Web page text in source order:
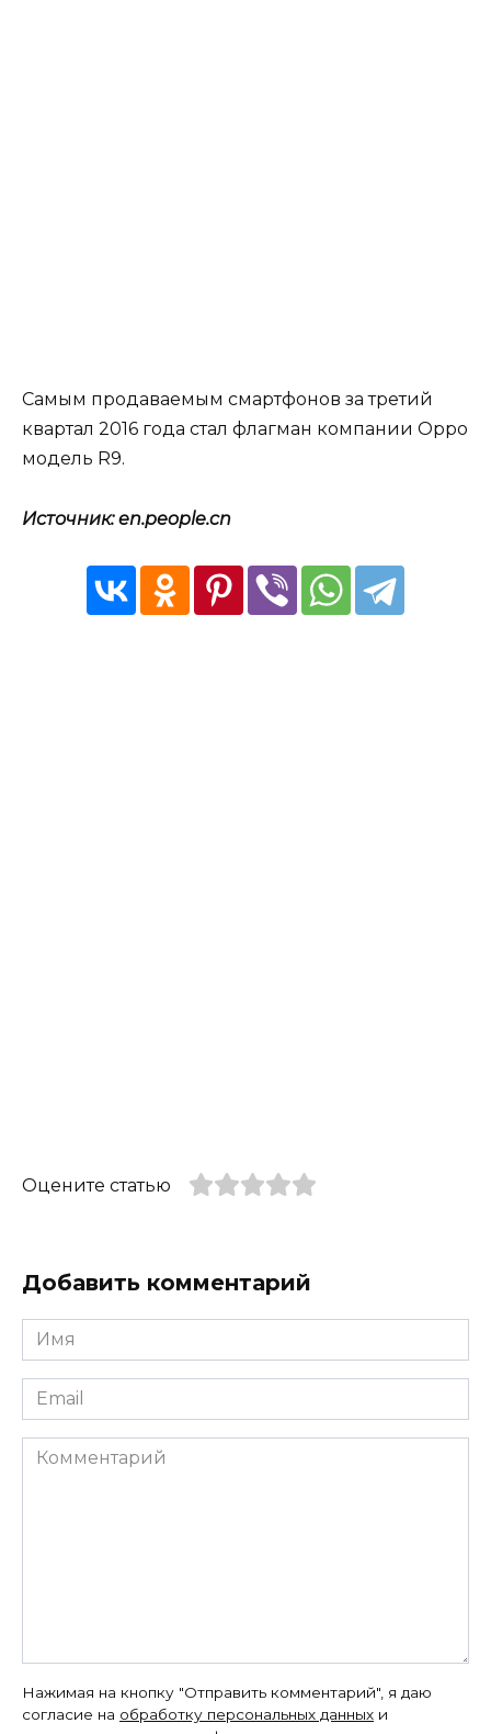
Самым продаваемым смартфонов за третий
квартал 2016 года стал флагман компании Oppo
модель R9.
Источник: en.people.cn
Оцените статью
Добавить комментарий
Имя
*
Email
*
Комментарий
Нажимая на кнопку "Отправить комментарий", я даю
согласие на обработку персональных данных и